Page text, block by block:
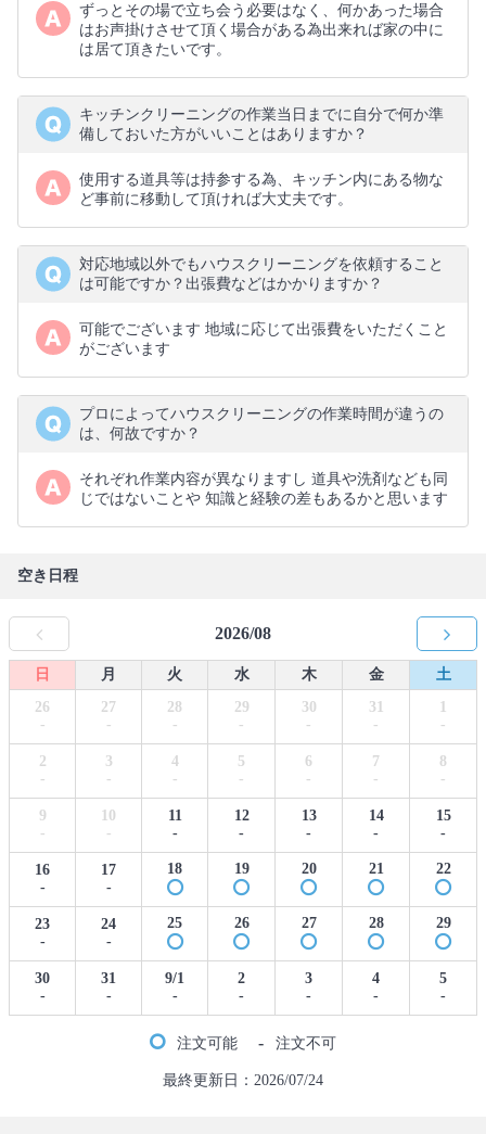
ずっとその場で立ち会う必要はなく、何かあった場合
はお声掛けさせて頂く場合がある為出来れば家の中に
は居て頂きたいです。
キッチンクリーニングの作業当日までに自分で何か準
備しておいた方がいいことはありますか？
使用する道具等は持参する為、キッチン内にある物な
ど事前に移動して頂ければ大丈夫です。
対応地域以外でもハウスクリーニングを依頼すること
は可能ですか？出張費などはかかりますか？
可能でございます 地域に応じて出張費をいただくこと
がございます
プロによってハウスクリーニングの作業時間が違うの
は、何故ですか？
それぞれ作業内容が異なりますし 道具や洗剤なども同
じではないことや 知識と経験の差もあるかと思います
空き日程
2026/08
日 月 火 水 木 金
土
26
-
27
-
28
-
29
-
30
-
31
-
1
-
2
-
3
-
4
-
5
-
6
-
7
-
8
-
9
-
10
-
11
-
12
-
13
-
14
-
15
-
16
-
17
-
18 19 20 21 22
23
-
24
-
25 26 27 28 29
30
-
31
-
9/1
-
2
-
3
-
4
-
5
-
注文可能 - 注文不可
最終更新日：2026/07/24